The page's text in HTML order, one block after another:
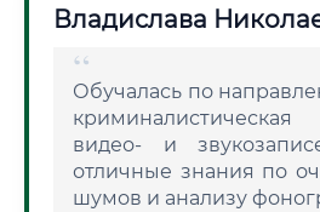
Владислава
Обучалась по
видео- и
отличные знания по
шумов и анализу